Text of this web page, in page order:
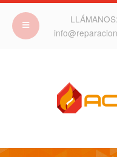
LLÁMANOS: